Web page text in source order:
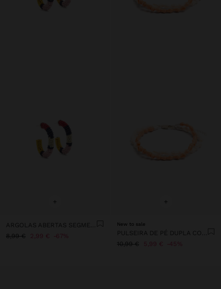
+
ARGOLAS ABERTAS SEGMENTADAS COM MISSANGAS
8,99 €
2,99 € 67%
+
New to sale
PULSEIRA DE PÉ DUPLA COM CONCHAS
10,99 €
5,99 € 45%